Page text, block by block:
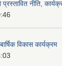
नीति,
विकास कार्यक्रम